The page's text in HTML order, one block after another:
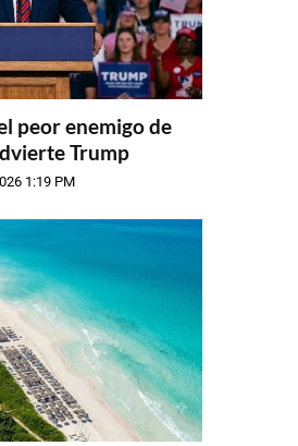
peor enemigo de
Trump
1:19 PM